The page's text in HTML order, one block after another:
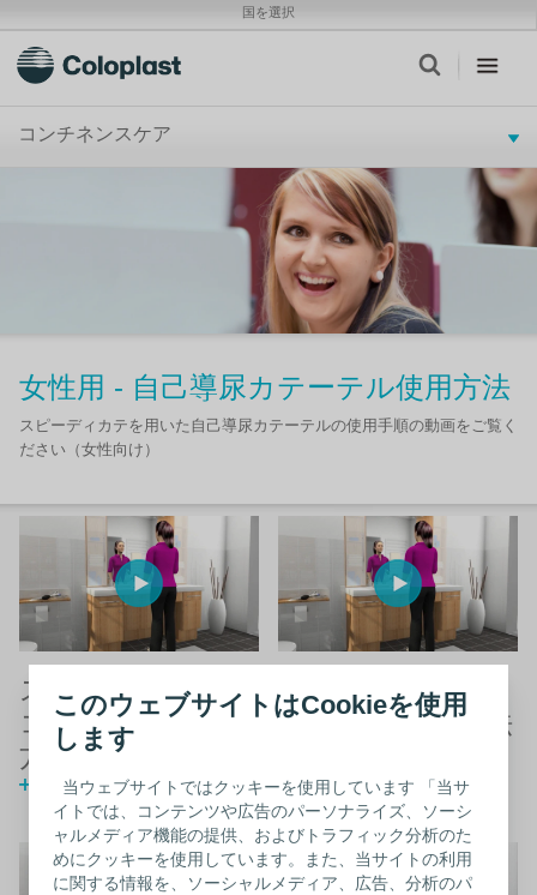
このウェブサイトはCookieを使用
します
当ウェブサイトではクッキーを使用しています 「当サ
イトでは、コンテンツや広告のパーソナライズ、ソーシ
ャルメディア機能の提供、およびトラフィック分析のた
めにクッキーを使用しています。また、当サイトの利用
に関する情報を、ソーシャルメディア、広告、分析のパ
国を選択
コンチネンスケア
女性用 - 自己導尿カテーテル使用方法
スピーディカテを用いた自己導尿カテーテルの使用手順の動画をご覧く
ださい（女性向け）
スピーディカテ
コンパクトＦ使用
方法 （女性用）
動画を観る
スピーディカテ
ネラトン使用方法
動画を観る